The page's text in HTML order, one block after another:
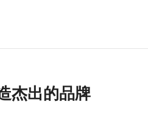
杰出的品牌